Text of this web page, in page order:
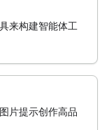
来构建智能体工
片提示创作高品